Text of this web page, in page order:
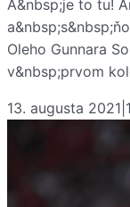
A&nbsp;je to tu!
Oleho Gunnara
v&nbsp;prvom
13. augusta 2021 1